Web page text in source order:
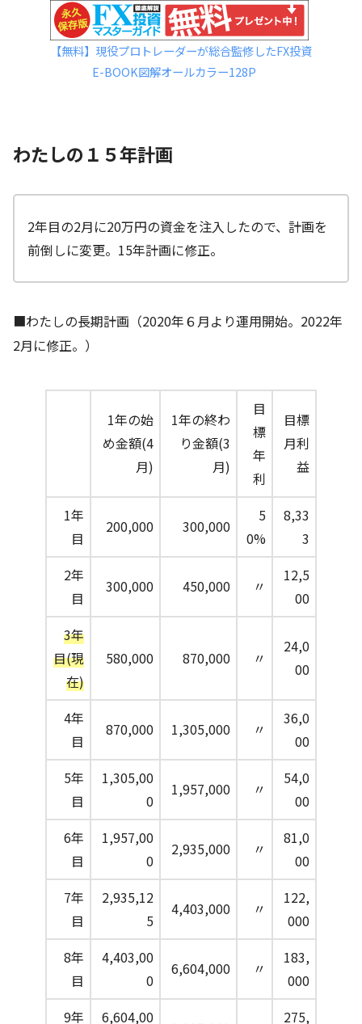
【無料】現役プロトレーダーが総合監修したFX投資
E-BOOK図解オールカラー128P
わたしの１５年計画
2年目の2月に20万円の資金を注入したので、計画を
前倒しに変更。15年計画に修正。
■わたしの長期計画（2020年６月より運用開始。2022年
2月に修正。）
1年の始
め金額(4
月)
1年の終わ
り金額(3
月)
目
標
年
利
目標
月利
益
1年
目
200,000 300,000
5
0%
8,33
3
2年
目
300,000 450,000 〃
12,5
00
3年
目(現
在)
580,000 870,000 〃
24,0
00
4年
目
870,000 1,305,000 〃
36,0
00
5年
目
1,305,00
0
1,957,000 〃
54,0
00
6年
目
1,957,00
0
2,935,000 〃
81,0
00
7年
目
2,935,12
5
4,403,000 〃
122,
000
8年
目
4,403,00
0
6,604,000 〃
183,
000
9年
6,604,00
275,